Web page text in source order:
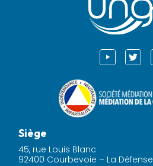
Siège
45, rue Louis Blanc
92400 Courbevoie – La Défense